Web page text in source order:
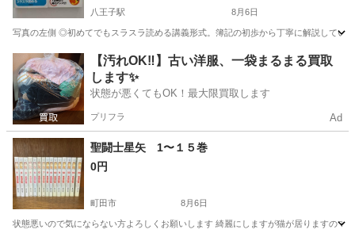
八王子駅 8月6日
写真の左側 ◎初めてでもスラスラ読める講義形式。簿記の初歩から丁寧に解説して
東京 八王子市 八王子駅 就職、資格 日商簿記3級
【汚れOK‼️】古い洋服、一袋まるまる買取
します✨
状態が悪くてもOK！最大限買取します
プリフラ Ad
聖闘士星矢 1〜１５巻
0円
町田市 8月6日
状態悪いので気にならない方よろしくお願いします 綺麗にしますが猫が居りますの